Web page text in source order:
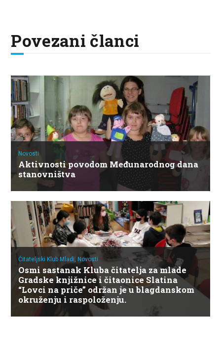
Povezani članci
Novosti
Aktivnosti povodom Međunarodnog dana
stanovništva
Čitateljski Klub Mladi, Novosti
Osmi sastanak Kluba čitatelja za mlade
Gradske knjižnice i čitaonice Slatina
“Lovci na priče” održan je u blagdanskom
okruženju i raspoloženju.